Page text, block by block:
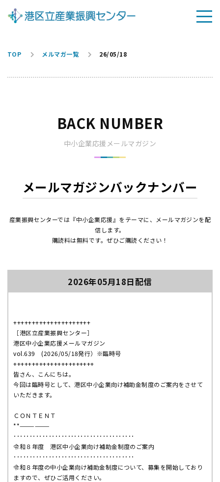
TOP メルマガ一覧 26/05/18
BACK NUMBER
中小企業応援メールマガジン
メールマガジンバックナンバー
産業振興センターでは『中小企業応援』をテーマに、メールマガジンを配
信します。
購読料は無料です。ぜひご購読ください！
2026年05月18日配信
+++++++++++++++++++++
［港区立産業振興センター］
港区中小企業応援メールマガジン
vol.639
(2026/05/18発行） ※臨時号
++++++++++++++++++++++
皆さん、こんにちは。
今回は臨時号として、港区中小企業向け補助金制度のご案内をさせて
いただきます。
ＣＯＮＴＥＮＴ
**——————
･･････････････････････････････････････
令和８年度 港区中小企業向け補助金制度のご案内
･･････････････････････････････････････
令和８年度の中小企業向け補助金制度について、募集を開始しており
ますので、ぜひご活用ください。